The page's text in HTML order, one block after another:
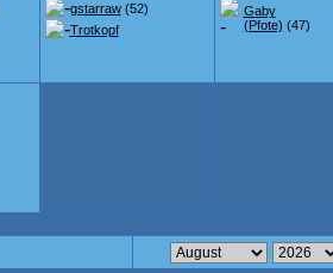
gstarraw(52)
Trotkopf
Gaby
(Pfote) (47)